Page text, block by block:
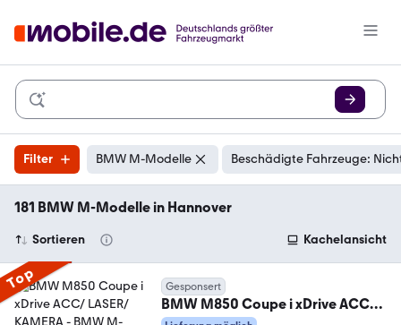
Filter BMW M-Modelle Beschädigte Fahrzeuge:
181 BMW M-Modelle in Hannover
Sortieren Kachelansicht
Top Gesponsert
BMW M850 Coupe i xDrive ACC/